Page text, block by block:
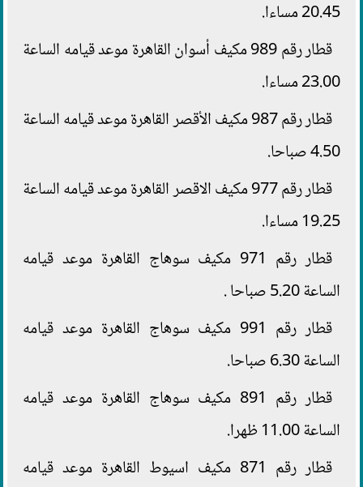
20.45 مساءا.
قطار رقم 989 مكيف أسوان القاهرة موعد قيامه الساعة
23.00 مساءا.
قطار رقم 987 مكيف الأقصر القاهرة موعد قيامه الساعة
4.50 صباحا.
قطار رقم 977 مكيف الاقصر القاهرة موعد قيامه الساعة
19.25 مساءا.
قطار رقم 971 مكيف سوهاج القاهرة موعد قيامه
الساعة 5.20 صباحا .
قطار رقم 991 مكيف سوهاج القاهرة موعد قيامه
الساعة 6.30 صباحا.
قطار رقم 891 مكيف سوهاج القاهرة موعد قيامه
الساعة 11.00 ظهرا.
قطار رقم 871 مكيف اسيوط القاهرة موعد قيامه